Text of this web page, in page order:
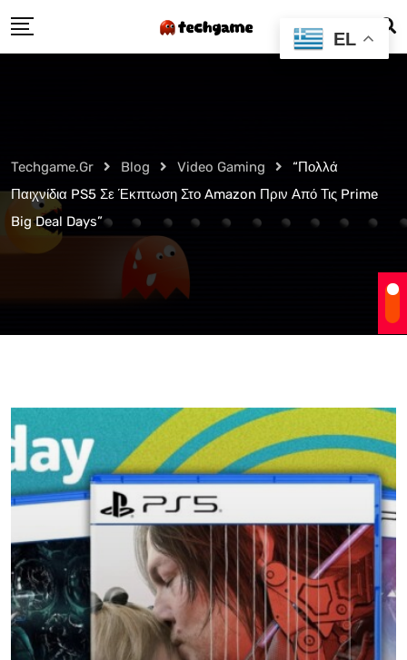
to
Techgame.gr Blog Video Gaming
“Πολλά
Παιχνίδια PS5 Σε Έκπτωση Στο Amazon Πριν Από Τις Prime
Big Deal Days”
EL